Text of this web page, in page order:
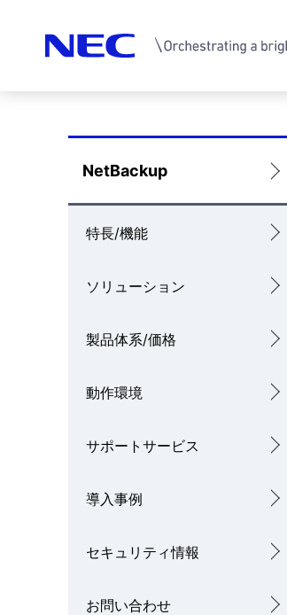
ロ
ー
カ
ビ
シ
NetBackup
特長/機能
ソリューション
製品体系/価格
動作環境
サポートサービス
導入事例
セキュリティ情報
お問い合わせ